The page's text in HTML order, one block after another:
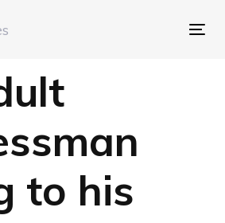
to his